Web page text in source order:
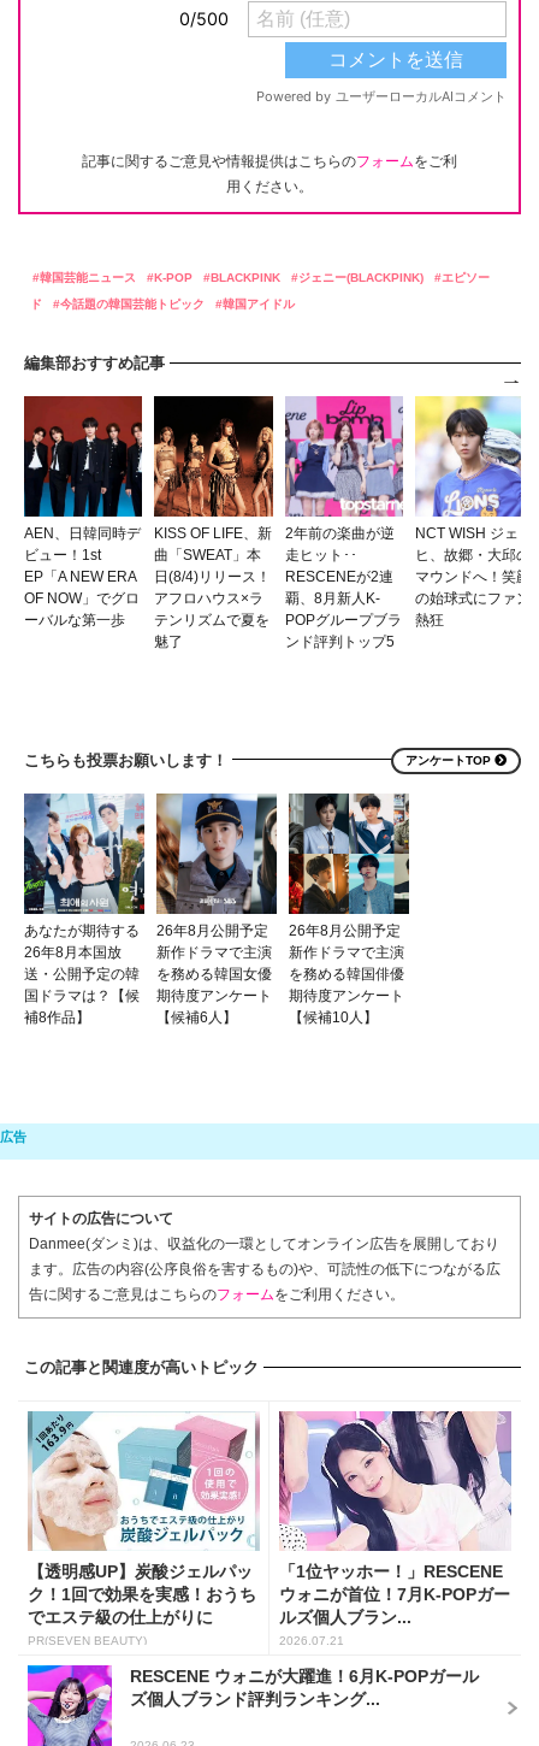
記事に関するご意見や情報提供はこちらのフォームをご利
用ください。
韓国芸能ニュース K-POP BLACKPINK ジェニー(BLACKPINK)
エピソー
ド
今話題の韓国芸能トピック 韓国アイドル
編集部おすすめ記事
AEN、日韓同時デ
ビュー！1st
EP「A NEW ERA
OF NOW」でグロ
ーバルな第一歩
KISS OF LIFE、新
曲「SWEAT」本
日(8/4)リリース！
アフロハウス×ラ
テンリズムで夏を
魅了
2年前の楽曲が逆
走ヒット･･
RESCENEが2連
覇、8月新人K-
POPグループブラ
ンド評判トップ5
NCT WISH ジェ
ヒ、故郷・大邱の
マウンドへ！笑顔
の始球式にファン
熱狂
こちらも投票お願いします！ アンケートTOP
あなたが期待する
26年8月本国放
送・公開予定の韓
国ドラマは？【候
補8作品】
26年8月公開予定
新作ドラマで主演
を務める韓国女優
期待度アンケート
【候補6人】
26年8月公開予定
新作ドラマで主演
を務める韓国俳優
期待度アンケート
【候補10人】
サイトの広告について
Danmee(ダンミ)は、収益化の一環としてオンライン広告を展開しており
ます。広告の内容(公序良俗を害するもの)や、可読性の低下につながる広
告に関するご意見はこちらのフォームをご利用ください。
この記事と関連度が高いトピック
【透明感UP】炭酸ジェルパッ
ク！1回で効果を実感！おうち
でエステ級の仕上がりに
PR(SEVEN BEAUTY)
「1位ヤッホー！」RESCENE
ウォニが首位！7月K-POPガー
ルズ個人ブラン...
2026.07.21
RESCENE ウォニが大躍進！6月K-POPガール
ズ個人ブランド評判ランキング...